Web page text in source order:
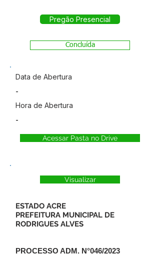
Pregão Presencial
Concluída
Data de Abertura
-
Hora de Abertura
-
Acessar Pasta no Drive
Visualizar
ESTADO ACRE
PREFEITURA MUNICIPAL DE
RODRIGUES ALVES
PROCESSO ADM. N°046/2023